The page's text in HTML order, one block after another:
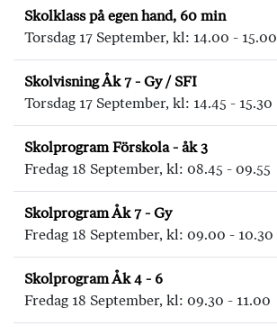
Skolklass på egen hand, 60 min
Torsdag 17 September, kl: 14.00 - 15.00
Skolvisning Åk 7 - Gy / SFI
Torsdag 17 September, kl: 14.45 - 15.30
Skolprogram Förskola - åk 3
Fredag 18 September, kl: 08.45 - 09.55
Skolprogram Åk 7 - Gy
Fredag 18 September, kl: 09.00 - 10.30
Skolprogram Åk 4 - 6
Fredag 18 September, kl: 09.30 - 11.00